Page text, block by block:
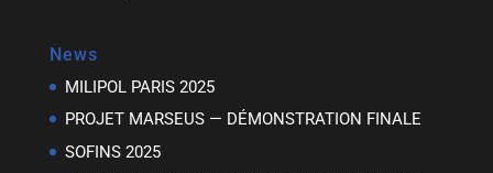
News
MILIPOL PARIS 2025
PROJET MARSEUS — DÉMONSTRATION FINALE
SOFINS 2025